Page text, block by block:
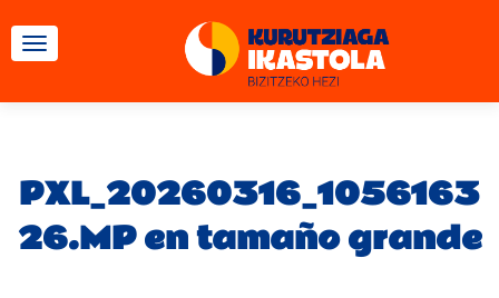
TOGGLE NAVIGATION
PXL_20260316_1056163
26.MP en tamaño grande